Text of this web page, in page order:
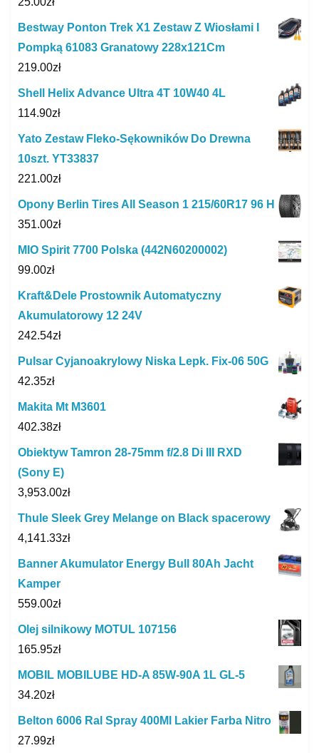
Bestway Ponton Trek X1 Zestaw Z Wiosłami I
Pompką 61083 Granatowy 228x121Cm
219.00zł
Shell Helix Advance Ultra 4T 10W40 4L
114.90zł
Yato Zestaw Fleko-Sękowników Do Drewna
10szt. YT33837
221.00zł
Opony Berlin Tires All Season 1 215/60R17 96 H
351.00zł
MIO Spirit 7700 Polska (442N60200002)
99.00zł
Kraft&Dele Prostownik Automatyczny
Akumulatorowy 12 24V
242.54zł
Pulsar Cyjanoakrylowy Niska Lepk. Fix-06 50G
42.35zł
Makita Mt M3601
402.38zł
Obiektyw Tamron 28-75mm f/2.8 Di III RXD
(Sony E)
3,953.00zł
Thule Sleek Grey Melange on Black spacerowy
4,141.33zł
Banner Akumulator Energy Bull 80Ah Jacht
Kamper
559.00zł
Olej silnikowy MOTUL 107156
165.95zł
MOBIL MOBILUBE HD-A 85W-90A 1L GL-5
34.20zł
Belton 6006 Ral Spray 400Ml Lakier Farba Nitro
27.99zł